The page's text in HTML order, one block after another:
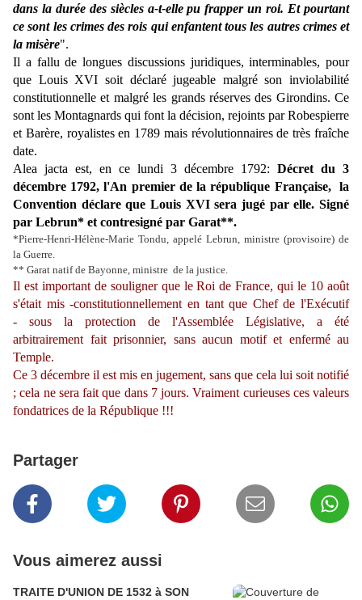
dans la durée des siècles a-t-elle pu frapper un roi. Et pourtant
ce sont les crimes des rois qui enfantent tous les autres crimes et
la misère".
Il a fallu de longues discussions juridiques, interminables, pour
que Louis XVI soit déclaré jugeable malgré son inviolabilité
constitutionnelle et malgré les grands réserves des Girondins. Ce
sont les Montagnards qui font la décision, rejoints par Robespierre
et Barère, royalistes en 1789 mais révolutionnaires de très fraîche
date.
Alea jacta est, en ce lundi 3 décembre 1792: Décret du 3
décembre 1792, l'An premier de la république Française, la
Convention déclare que Louis XVI sera jugé par elle. Signé
par Lebrun* et contresigné par Garat**.
*Pierre-Henri-Hélène-Marie Tondu, appelé Lebrun, ministre (provisoire) de
la Guerre.
** Garat natif de Bayonne, ministre de la justice.
Il est important de souligner que le Roi de France, qui le 10 août
s'était mis -constitutionnellement en tant que Chef de l'Exécutif
- sous la protection de l'Assemblée Législative, a été
arbitrairement fait prisonnier, sans aucun motif et enfermé au
Temple.
Ce 3 décembre il est mis en jugement, sans que cela lui soit notifié
; cela ne sera fait que dans 7 jours. Vraiment curieuses ces valeurs
fondatrices de la République !!!
Partager
Vous aimerez aussi
TRAITE D'UNION DE 1532 à SON